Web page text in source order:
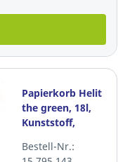
Papierkorb Helit
the green, 18l,
Kunststoff,
Bestell-Nr.: